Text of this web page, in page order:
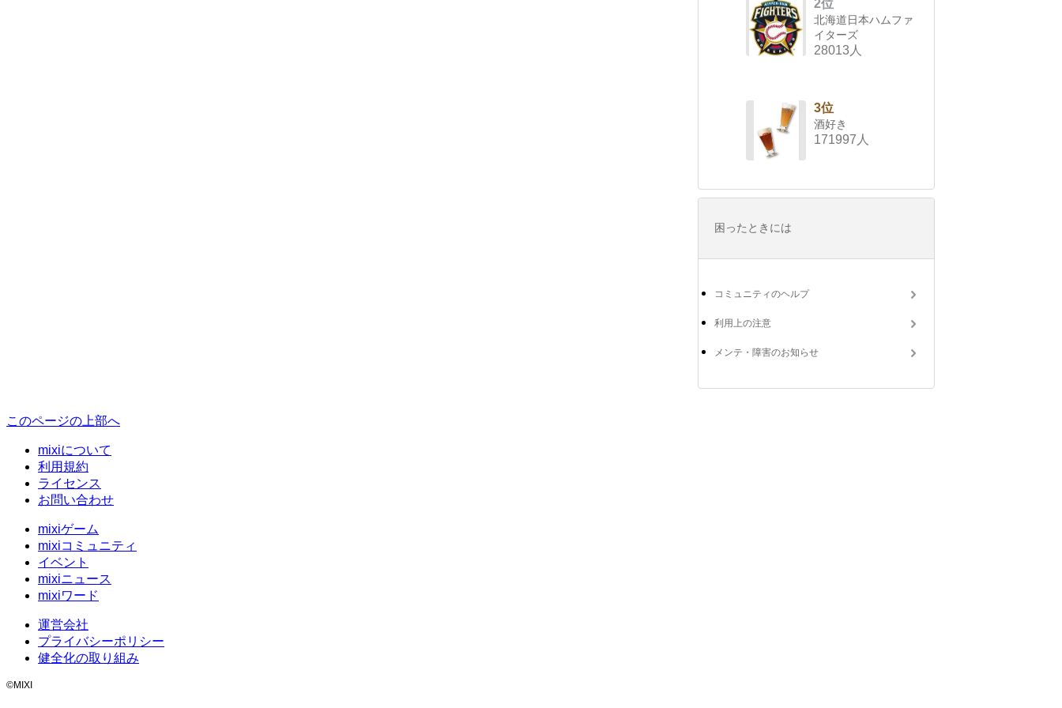
2位
北海道日本ハムファ
イターズ
28013人
3位
酒好き
171997人
困ったときには
コミュニティのヘルプ
利用上の注意
メンテ・障害のお知らせ
このページの上部へ
mixiについて
利用規約
ライセンス
お問い合わせ
mixiゲーム
mixiコミュニティ
イベント
mixiニュース
mixiワード
運営会社
プライバシーポリシー
健全化の取り組み
©MIXI